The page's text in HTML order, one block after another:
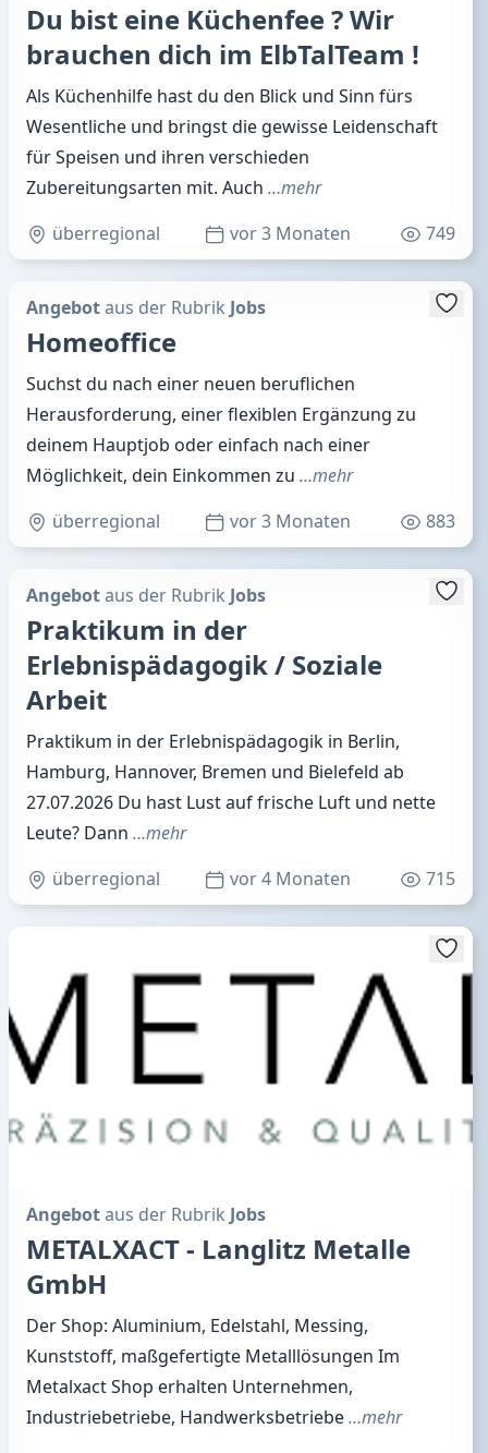
Du bist eine Küchenfee ? Wir
brauchen dich im ElbTalTeam !
Als Küchenhilfe hast du den Blick und Sinn fürs
Wesentliche und bringst die gewisse Leidenschaft
für Speisen und ihren verschieden
Zubereitungsarten mit. Auch …mehr
überregional
vor 3 Monaten 749
Angebotaus der Rubrik Jobs
Homeoffice
Suchst du nach einer neuen beruflichen
Herausforderung, einer flexiblen Ergänzung zu
deinem Hauptjob oder einfach nach einer
Möglichkeit, dein Einkommen zu …mehr
überregional
vor 3 Monaten 883
Angebotaus der Rubrik Jobs
Praktikum in der
Erlebnispädagogik / Soziale
Arbeit
Praktikum in der Erlebnispädagogik in Berlin,
Hamburg, Hannover, Bremen und Bielefeld ab
27.07.2026 Du hast Lust auf frische Luft und nette
Leute? Dann …mehr
überregional
vor 4 Monaten 715
Angebotaus der Rubrik Jobs
METALXACT - Langlitz Metalle
GmbH
Der Shop: Aluminium, Edelstahl, Messing,
Kunststoff, maßgefertigte Metalllösungen Im
Metalxact Shop erhalten Unternehmen,
Industriebetriebe, Handwerksbetriebe…mehr